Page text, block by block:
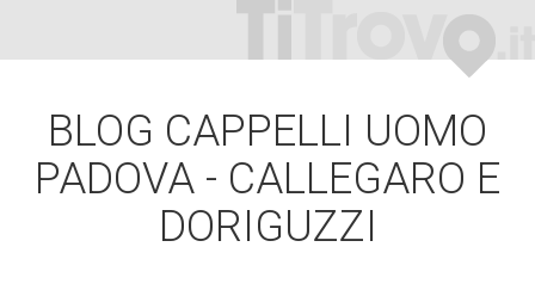
BLOG CAPPELLI UOMO
PADOVA - CALLEGARO E
DORIGUZZI